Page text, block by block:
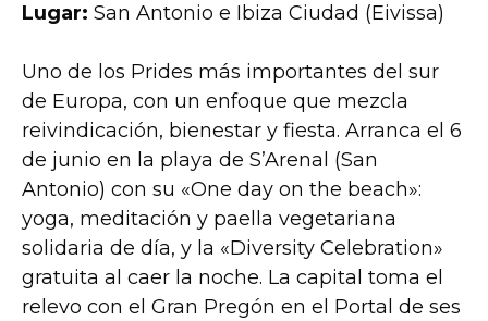
Lugar: San Antonio e Ibiza Ciudad (Eivissa)
Uno de los Prides más importantes del sur
de Europa, con un enfoque que mezcla
reivindicación, bienestar y fiesta. Arranca el 6
de junio en la playa de S’Arenal (San
Antonio) con su «One day on the beach»:
yoga, meditación y paella vegetariana
solidaria de día, y la «Diversity Celebration»
gratuita al caer la noche. La capital toma el
relevo con el Gran Pregón en el Portal de ses